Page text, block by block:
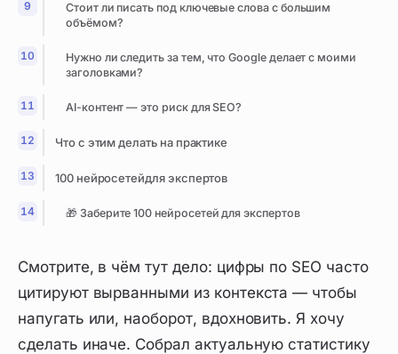
Стоит ли писать под ключевые слова с большим
объёмом?
Нужно ли следить за тем, что Google делает с моими
заголовками?
AI-контент — это риск для SEO?
Что с этим делать на практике
100 нейросетейдля экспертов
🎁 Заберите 100 нейросетей для экспертов
Смотрите, в чём тут дело: цифры по SEO часто
цитируют вырванными из контекста — чтобы
напугать или, наоборот, вдохновить. Я хочу
сделать иначе. Собрал актуальную статистику